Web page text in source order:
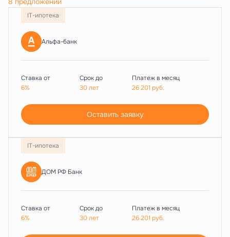
IT-ипотека
Альфа-банк
Ставка от
6%
Срок до
30 лет
Платеж в месяц
26 201 руб.
Оставить заявку
IT-ипотека
ДОМ РФ Банк
Ставка от
6%
Срок до
30 лет
Платеж в месяц
26 201 руб.